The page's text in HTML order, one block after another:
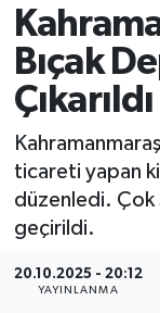
Bıçak
Çıkarıldı
ticareti yapan
düzenledi. Çok
geçirildi.
20.10.2025 - 20:12
YAYINLANMA
EKONOMİ
SPOR
YAŞAM
TEKNOLOJİ
SAĞLIK
Trafik
Süper Lig
Tüm
Son Dakika